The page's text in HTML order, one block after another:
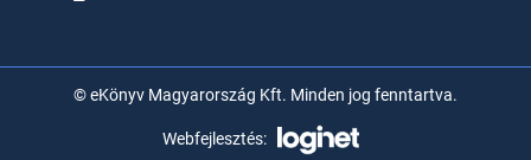
© eKönyv Magyarország Kft. Minden jog fenntartva.
Webfejlesztés: